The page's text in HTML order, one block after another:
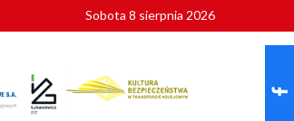
Sobota 8 sierpnia 2026